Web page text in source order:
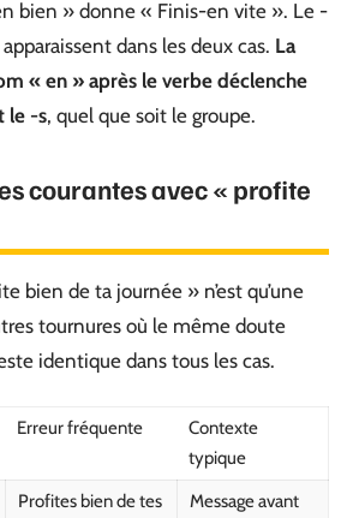
bien » donne « Finis-en vite ». Le -
dans les deux cas. La
« en » après le verbe déclenche
le -s, quel que soit le groupe.
courantes avec « profite
bien de ta journée » n’est qu’une
tournures où le même doute
identique dans tous les cas.
Erreur fréquente
Contexte
typique
Profites bien de tes
Message avant